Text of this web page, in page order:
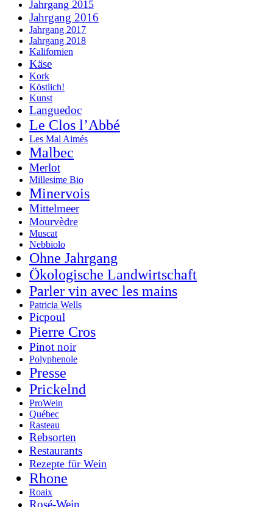
Jahrgang 2015
Jahrgang 2016
Jahrgang 2017
Jahrgang 2018
Kalifornien
Käse
Kork
Köstlich!
Kunst
Languedoc
Le Clos l’Abbé
Les Mal Aimés
Malbec
Merlot
Millesime Bio
Minervois
Mittelmeer
Mourvèdre
Muscat
Nebbiolo
Ohne Jahrgang
Ökologische Landwirtschaft
Parler vin avec les mains
Patricia Wells
Picpoul
Pierre Cros
Pinot noir
Polyphenole
Presse
Prickelnd
ProWein
Québec
Rasteau
Rebsorten
Restaurants
Rezepte für Wein
Rhone
Roaix
Rosé-Wein